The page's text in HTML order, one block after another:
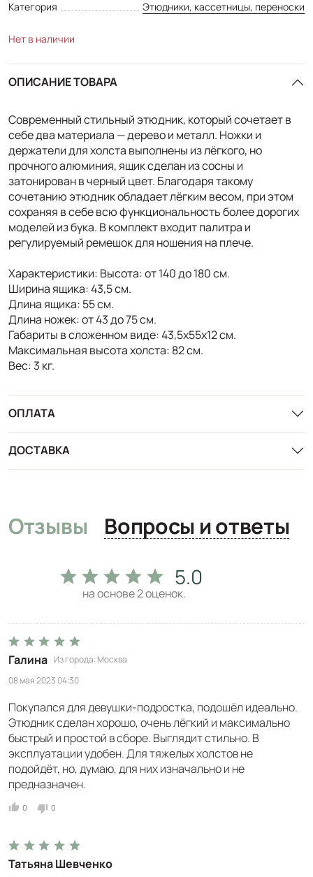
Категория
Этюдники, кассетницы, переноски
Нет в наличии
ОПИСАНИЕ ТОВАРА
Современный стильный этюдник, который сочетает в
себе два материала — дерево и металл. Ножки и
держатели для холста выполнены из лёгкого, но
прочного алюминия, ящик сделан из сосны и
затонирован в черный цвет. Благодаря такому
сочетанию этюдник обладает лёгким весом, при этом
сохраняя в себе всю функциональность более дорогих
моделей из бука. В комплект входит палитра и
регулируемый ремешок для ношения на плече.
Характеристики: Высота: от 140 до 180 см.
Ширина ящика: 43,5 см.
Длина ящика: 55 см.
Длина ножек: от 43 до 75 см.
Габариты в сложенном виде: 43,5х55х12 см.
Максимальная высота холста: 82 см.
Вес: 3 кг.
ОПЛАТА
ДОСТАВКА
Отзывы Вопросы и ответы
5.0
на основе2оценок.
Галина Из города Москва
08 мая 2023 04:30
Покупался для девушки-подростка, подошёл идеально.
Этюдник сделан хорошо, очень лёгкий и максимально
быстрый и простой в сборе. Выглядит стильно. В
эксплуатации удобен. Для тяжелых холстов не
подойдёт, но, думаю, для них изначально и не
предназначен.
0 0
Татьяна Шевченко